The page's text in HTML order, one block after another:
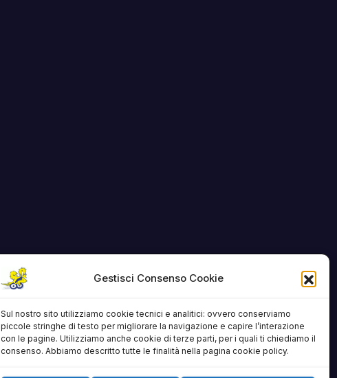
Gestisci Consenso Cookie
Sul nostro sito utilizziamo cookie tecnici e analitici: ovvero conserviamo
piccole stringhe di testo per migliorare la navigazione e capire l’interazione
con le pagine. Utilizziamo anche cookie di terze parti, per i quali ti chiediamo il
consenso. Abbiamo descritto tutte le finalità nella pagina cookie policy.